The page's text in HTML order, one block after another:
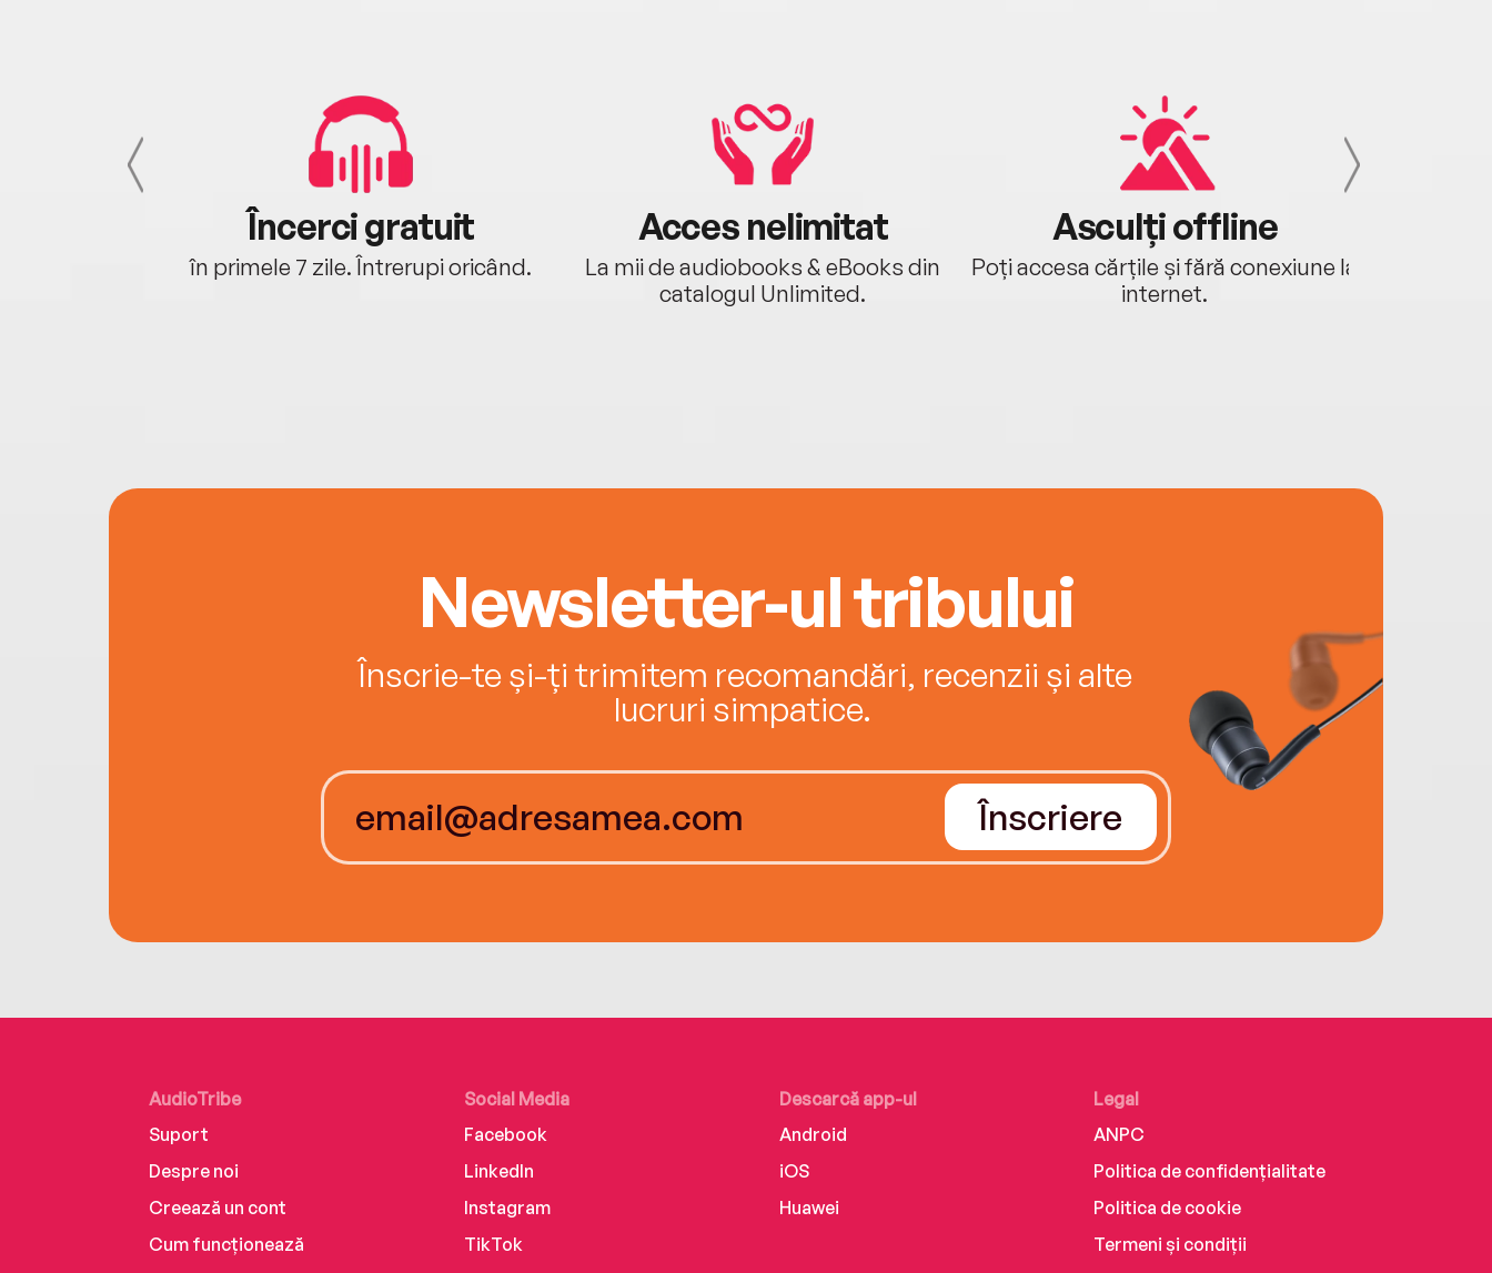
Încerci gratuit
în primele 7 zile. Întrerupi oricând.
Acces nelimitat
La mii de audiobooks & eBooks din
catalogul Unlimited.
Asculți offline
Poți accesa cărțile și fără conexiune la
internet.
Newsletter-ul tribului
Înscrie-te și-ți trimitem recomandări, recenzii și alte
lucruri simpatice.
Înscriere
AudioTribe
Suport
Despre noi
Creează un cont
Cum funcționează
Social Media
Facebook
LinkedIn
Instagram
TikTok
Descarcă app-ul
Android
iOS
Huawei
Legal
ANPC
Politica de confidențialitate
Politica de cookie
Termeni și condiții